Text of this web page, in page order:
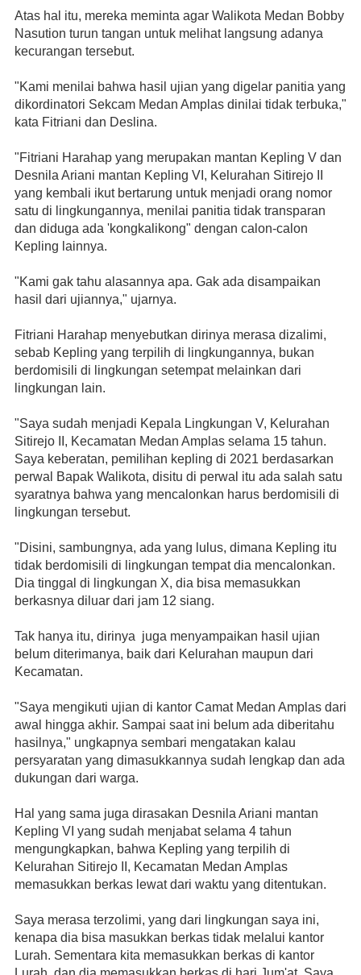
Atas hal itu, mereka meminta agar Walikota Medan Bobby
Nasution turun tangan untuk melihat langsung adanya
kecurangan tersebut.
"Kami menilai bahwa hasil ujian yang digelar panitia yang
dikordinatori Sekcam Medan Amplas dinilai tidak terbuka,"
kata Fitriani dan Deslina.
"Fitriani Harahap yang merupakan mantan Kepling V dan
Desnila Ariani mantan Kepling VI, Kelurahan Sitirejo II
yang kembali ikut bertarung untuk menjadi orang nomor
satu di lingkungannya, menilai panitia tidak transparan
dan diduga ada 'kongkalikong" dengan calon-calon
Kepling lainnya.
"Kami gak tahu alasannya apa. Gak ada disampaikan
hasil dari ujiannya," ujarnya.
Fitriani Harahap menyebutkan dirinya merasa dizalimi,
sebab Kepling yang terpilih di lingkungannya, bukan
berdomisili di lingkungan setempat melainkan dari
lingkungan lain.
"Saya sudah menjadi Kepala Lingkungan V, Kelurahan
Sitirejo II, Kecamatan Medan Amplas selama 15 tahun.
Saya keberatan, pemilihan kepling di 2021 berdasarkan
perwal Bapak Walikota, disitu di perwal itu ada salah satu
syaratnya bahwa yang mencalonkan harus berdomisili di
lingkungan tersebut.
"Disini, sambungnya, ada yang lulus, dimana Kepling itu
tidak berdomisili di lingkungan tempat dia mencalonkan.
Dia tinggal di lingkungan X, dia bisa memasukkan
berkasnya diluar dari jam 12 siang.
Tak hanya itu, dirinya  juga menyampaikan hasil ujian
belum diterimanya, baik dari Kelurahan maupun dari
Kecamatan.
"Saya mengikuti ujian di kantor Camat Medan Amplas dari
awal hingga akhir. Sampai saat ini belum ada diberitahu
hasilnya," ungkapnya sembari mengatakan kalau
persyaratan yang dimasukkannya sudah lengkap dan ada
dukungan dari warga.
Hal yang sama juga dirasakan Desnila Ariani mantan
Kepling VI yang sudah menjabat selama 4 tahun
mengungkapkan, bahwa Kepling yang terpilih di
Kelurahan Sitirejo II, Kecamatan Medan Amplas
memasukkan berkas lewat dari waktu yang ditentukan.
Saya merasa terzolimi, yang dari lingkungan saya ini,
kenapa dia bisa masukkan berkas tidak melalui kantor
Lurah. Sementara kita memasukkan berkas di kantor